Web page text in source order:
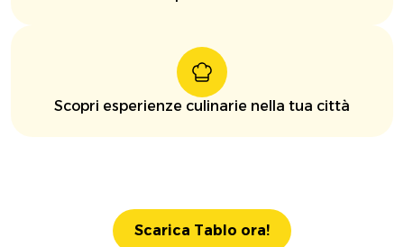
Scopri esperienze culinarie nella tua città
Scarica Tablo ora!